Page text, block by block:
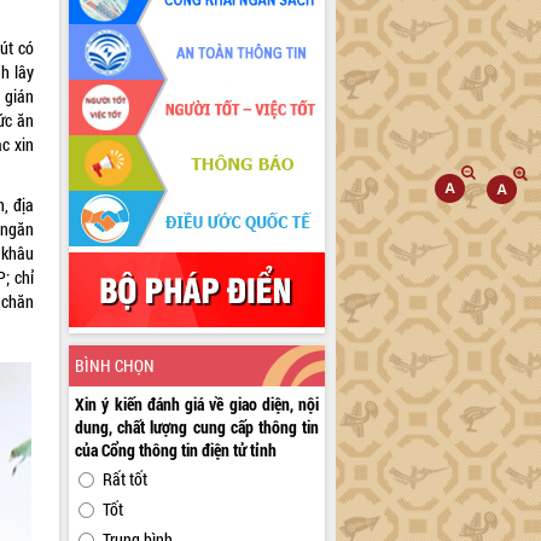
có
lây
gián
ăn
xin
địa
chỉ
BÌNH CHỌN
Xin ý kiến đánh giá về giao diện, nội
dung, chất lượng cung cấp thông tin
của Cổng thông tin điện tử tỉnh
Rất tốt
Tốt